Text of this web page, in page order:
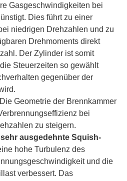
Gasgeschwindigkeiten bei
Dies führt zu einer
niedrigen Drehzahlen und zu
Drehmoments direkt
Der Zylinder ist somit
Steuerzeiten so gewählt
gegenüber der
Die Geometrie der Brennkammer
bei
zu steigern.
sehr ausgedehnte Squish-
hohe Turbulenz des
und die
verbessert. Das